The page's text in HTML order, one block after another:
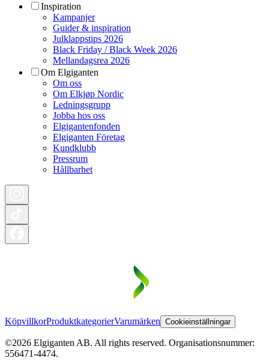
Inspiration
Kampanjer
Guider & inspiration
Julklappstips 2026
Black Friday / Black Week 2026
Mellandagsrea 2026
Om Elgiganten
Om oss
Om Elkjøp Nordic
Ledningsgrupp
Jobba hos oss
Elgigantenfonden
Elgiganten Företag
Kundklubb
Pressrum
Hållbarhet
KöpvillkorProduktkategorierVarumärken Cookieinställningar
©2026 Elgiganten AB. All rights reserved. Organisationsnummer:
556471-4474.